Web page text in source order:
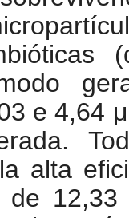
e 4,64
alta
de